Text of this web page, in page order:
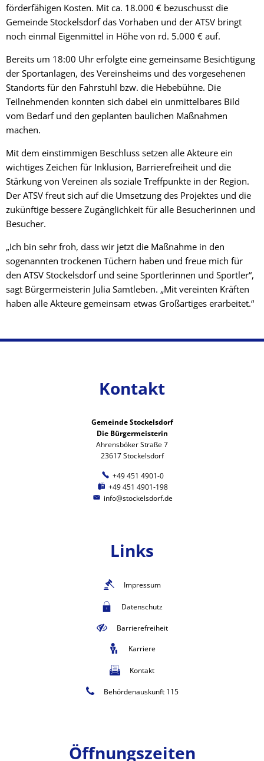
förderfähigen Kosten. Mit ca. 18.000 € bezuschusst die
Gemeinde Stockelsdorf das Vorhaben und der ATSV bringt
noch einmal Eigenmittel in Höhe von rd. 5.000 € auf.
Bereits um 18:00 Uhr erfolgte eine gemeinsame Besichtigung
der Sportanlagen, des Vereinsheims und des vorgesehenen
Standorts für den Fahrstuhl bzw. die Hebebühne. Die
Teilnehmenden konnten sich dabei ein unmittelbares Bild
vom Bedarf und den geplanten baulichen Maßnahmen
machen.
Mit dem einstimmigen Beschluss setzen alle Akteure ein
wichtiges Zeichen für Inklusion, Barrierefreiheit und die
Stärkung von Vereinen als soziale Treffpunkte in der Region.
Der ATSV freut sich auf die Umsetzung des Projektes und die
zukünftige bessere Zugänglichkeit für alle Besucherinnen und
Besucher.
„Ich bin sehr froh, dass wir jetzt die Maßnahme in den
sogenannten trockenen Tüchern haben und freue mich für
den ATSV Stockelsdorf und seine Sportlerinnen und Sportler“,
sagt Bürgermeisterin Julia Samtleben. „Mit vereinten Kräften
haben alle Akteure gemeinsam etwas Großartiges erarbeitet.“
Kontakt
Gemeinde Stockelsdorf
Die Bürgermeisterin
Ahrensböker Straße 7
23617 Stockelsdorf
+49 451 4901-0
+49 451 4901-198
info@stockelsdorf.de
Links
Impressum
Datenschutz
Barrierefreiheit
Karriere
Kontakt
Behördenauskunft 115
Öffnungszeiten